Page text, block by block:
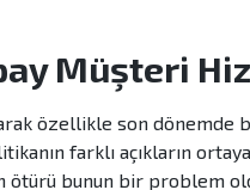
Müşteri
özellikle son dönemde
farklı açıkların
ötürü bunun bir problem